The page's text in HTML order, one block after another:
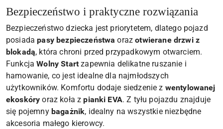
Bezpieczeństwo i praktyczne rozwiązania
Bezpieczeństwo dziecka jest priorytetem, dlatego pojazd
posiadapasy bezpieczeństwa orazotwierane drzwi z
blokadą, która chroni przed przypadkowym otwarciem.
FunkcjaWolny Start zapewnia delikatne ruszanie i
hamowanie, co jest idealne dla najmłodszych
użytkowników. Komfortu dodaje siedzenie z wentylowanej
ekoskóry oraz koła zpianki EVA. Z tyłu pojazdu znajduje
się pojemny bagażnik, idealny na wszystkie niezbędne
akcesoria małego kierowcy.